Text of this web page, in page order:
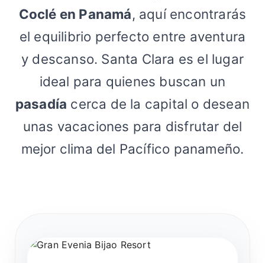
Coclé en Panamá, aquí encontrarás
el equilibrio perfecto entre aventura
y descanso. Santa Clara es el lugar
ideal para quienes buscan un
pasadía cerca de la capital o desean
unas vacaciones para disfrutar del
mejor clima del Pacífico panameño.